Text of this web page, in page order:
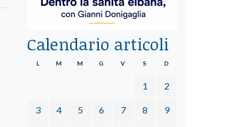
Calendario articoli
L M M G V S D
1 2
3 4 5 6 7 8 9